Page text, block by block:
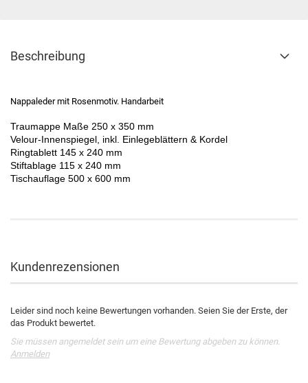
Beschreibung
Nappaleder mit Rosenmotiv. Handarbeit
Traumappe Maße 250 x 350 mm
Velour-Innenspiegel, inkl. Einlegeblättern & Kordel
Ringtablett 145 x 240 mm
Stiftablage 115 x 240 mm
Tischauflage 500 x 600 mm
Kundenrezensionen
Leider sind noch keine Bewertungen vorhanden. Seien Sie der Erste, der
das Produkt bewertet.
Sie müssen angemeldet sein um eine Bewertung abgeben zu können.
Anmelden